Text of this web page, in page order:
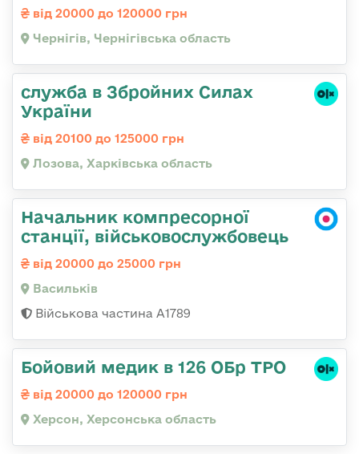
від 20000 до 120000 грн
Чернігів, Чернігівська область
служба в Збройних Силах
України
від 20100 до 125000 грн
Лозова, Харківська область
Начальник компресорної
станції, військовослужбовець
від 20000 до 25000 грн
Васильків
Військова частина А1789
Бойовий медик в 126 ОБр ТРО
від 20000 до 120000 грн
Херсон, Херсонська область